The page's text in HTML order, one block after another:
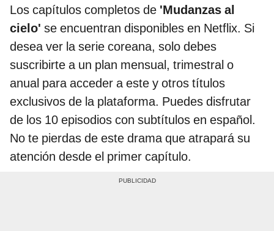
Los capítulos completos de 'Mudanzas al
cielo' se encuentran disponibles en Netflix. Si
desea ver la serie coreana, solo debes
suscribirte a un plan mensual, trimestral o
anual para acceder a este y otros títulos
exclusivos de la plataforma. Puedes disfrutar
de los 10 episodios con subtítulos en español.
No te pierdas de este drama que atrapará su
atención desde el primer capítulo.